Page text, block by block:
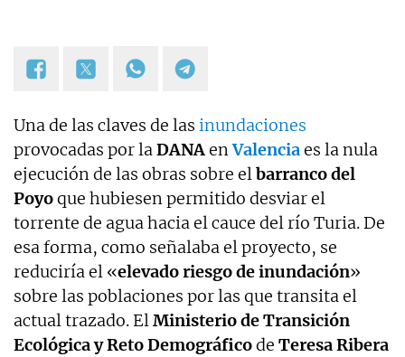
Una de las claves de las inundaciones
provocadas por laDANAenValenciaes la nula
ejecución de las obras sobre elbarranco del
Poyoque hubiesen permitido desviar el
torrente de agua hacia el cauce del río Turia. De
esa forma, como señalaba el proyecto, se
reduciría el «elevado riesgo de inundación»
sobre las poblaciones por las que transita el
actual trazado. ElMinisterio de Transición
Ecológica y Reto Demográficode Teresa Ribera